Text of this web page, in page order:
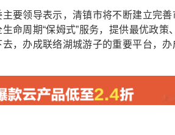
领导表示，清镇市将不断建立完善
命周期“保姆式”服务，提供最优政
去，办成联络湖城游子的重要平台，